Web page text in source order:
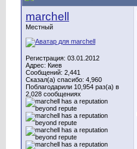
marchell
Местный
Регистрация: 03.01.2012
Адрес: Киев
Сообщений: 2,441
Сказал(а) спасибо: 4,960
Поблагодарили 10,954 раз(а) в
2,028 сообщениях